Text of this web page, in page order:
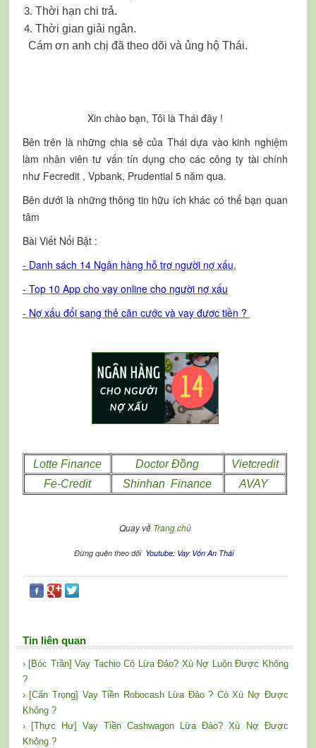
Thời hạn chi trả.
Thời gian giải ngân.
Cám ơn anh chị đã theo dõi và ủng hộ Thái.
Xin chào bạn, Tôi là Thái đây !
Bên trên là những chia sẻ của Thái dựa vào kinh nghiệm
làm nhân viên tư vấn tín dụng cho các công ty tài chính
như Fecredit , Vpbank, Prudential 5 năm qua.
Bên dưới là những thông tin hữu ích khác có thể bạn quan
tâm
Bài Viết Nổi Bật :
- Danh sách 14 Ngân hàng hỗ trợ người nợ xấu,
- Top 10 App cho vay online cho người nợ xấu
- Nợ xấu đổi sang thẻ căn cước và vay được tiền ?
Lotte Finance Doctor Đồng
Vietcredit
Fe-Credit
Shinhan Finance AVAY
Quay về Trang chủ
Đừng quên theo dõi Youtube: Vay Vốn An Thái
Tin liên quan
› [Bóc Trần] Vay Tachio Có Lừa Đảo? Xù Nợ Luôn Được Không
?
› [Cẩn Trọng] Vay Tiền Robocash Lừa Đảo ? Có Xù Nợ Được
Không ?
› [Thực Hư] Vay Tiền Cashwagon Lừa Đảo? Xù Nợ Được
Không ?